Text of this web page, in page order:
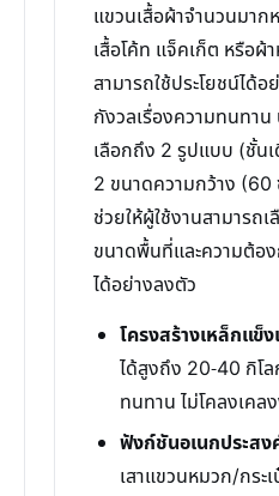
แขวนเสื้อผ้าจำนวนมา
เสื้อโค้ท แจ็คเก็ต หรือผ้
สามารถใช้ประโยชน์ได้
กังวลเรื่องความทนทา
เลือกถึง 2 รูปแบบ (ชั้น
2 ขนาดความกว้าง
ช่วยให้ผู้ใช้งานสามารถ
ขนาดพื้นที่และความต้อ
ได้อย่างลงตัว
โครงสร้างเหล็กแข็
ได้สูงถึง 20-40 กิโล
ทนทาน ไม่โคลงเคล
ฟังก์ชันอเนกประสง
เสาแขวนหมวก/กระ